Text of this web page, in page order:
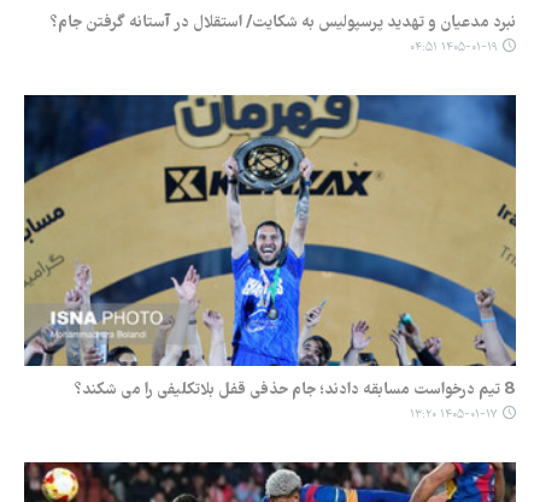
نبرد مدعیان و تهدید پرسپولیس به شکایت/ استقلال در آستانه گرفتن جام؟
۱۴۰۵-۰۱-۱۹ ۰۴:۵۱
8 تیم درخواست مسابقه دادند؛ جام حذفی قفل بلاتکلیفی را می شکند؟
۱۴۰۵-۰۱-۱۷ ۱۳:۲۰